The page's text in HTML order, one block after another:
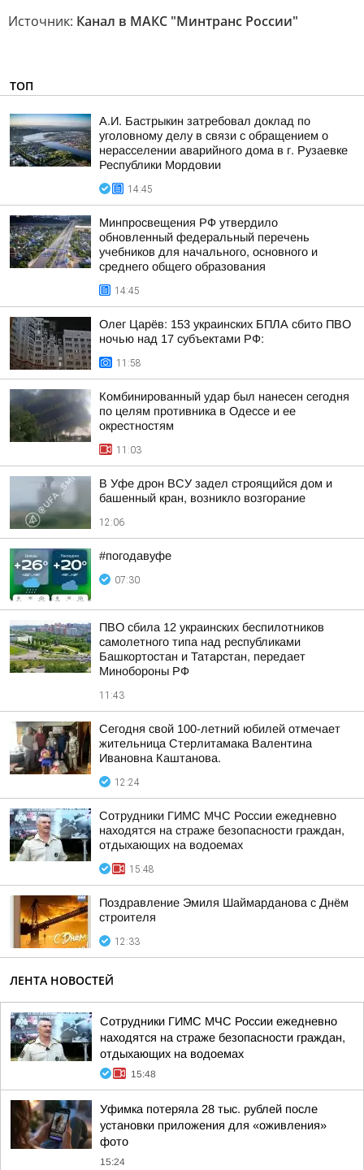
Источник: Канал в МАКС "Минтранс России"
ТОП
А.И. Бастрыкин затребовал доклад по
уголовному делу в связи с обращением о
нерасселении аварийного дома в г. Рузаевке
Республики Мордовии
14:45
Минпросвещения РФ утвердило
обновленный федеральный перечень
учебников для начального, основного и
среднего общего образования
14:45
Олег Царёв: 153 украинских БПЛА сбито ПВО
ночью над 17 субъектами РФ:
11:58
Комбинированный удар был нанесен сегодня
по целям противника в Одессе и ее
окрестностям
11:03
В Уфе дрон ВСУ задел строящийся дом и
башенный кран, возникло возгорание
12:06
#погодавуфе
07:30
ПВО сбила 12 украинских беспилотников
самолетного типа над республиками
Башкортостан и Татарстан, передает
Минобороны РФ
11:43
Сегодня свой 100-летний юбилей отмечает
жительница Стерлитамака Валентина
Ивановна Каштанова.
12:24
Сотрудники ГИМС МЧС России ежедневно
находятся на страже безопасности граждан,
отдыхающих на водоемах
15:48
Поздравление Эмиля Шаймарданова с Днём
строителя
12:33
ЛЕНТА НОВОСТЕЙ
Сотрудники ГИМС МЧС России ежедневно
находятся на страже безопасности граждан,
отдыхающих на водоемах
15:48
Уфимка потеряла 28 тыс. рублей после
установки приложения для «оживления»
фото
15:24